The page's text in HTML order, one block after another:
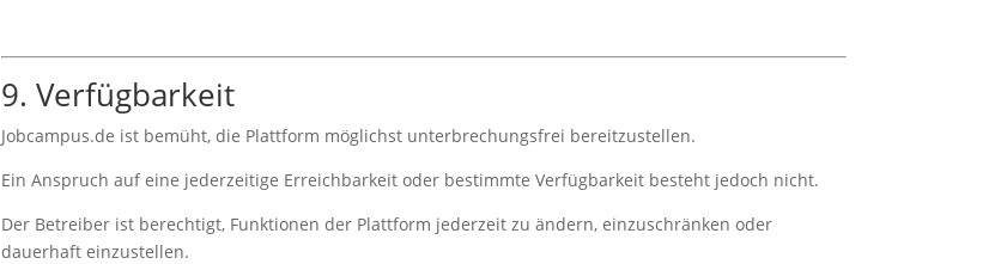
9. Verfügbarkeit
Jobcampus.de ist bemüht, die Plattform möglichst unterbrechungsfrei bereitzustellen.
Ein Anspruch auf eine jederzeitige Erreichbarkeit oder bestimmte Verfügbarkeit besteht jedoch nicht.
Der Betreiber ist berechtigt, Funktionen der Plattform jederzeit zu ändern, einzuschränken oder
dauerhaft einzustellen.